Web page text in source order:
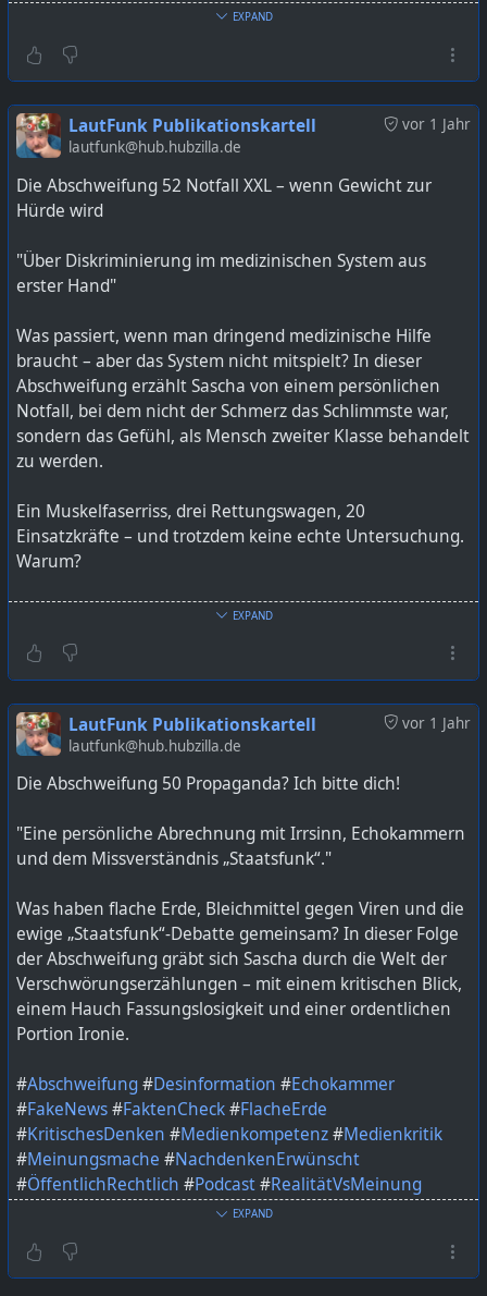
https://lautfunk.uber.space/podcast/die-abschweifung-
53-wenn-der-geschirrspueler-zur-lebensbedrohung-wird/
EXPAND
vor 1 Jahr
LautFunk Publikationskartell
lautfunk@hub.hubzilla.de
Die Abschweifung 52 Notfall XXL – wenn Gewicht zur
Hürde wird
"Über Diskriminierung im medizinischen System aus
erster Hand"
Was passiert, wenn man dringend medizinische Hilfe
braucht – aber das System nicht mitspielt? In dieser
Abschweifung erzählt Sascha von einem persönlichen
Notfall, bei dem nicht der Schmerz das Schlimmste war,
sondern das Gefühl, als Mensch zweiter Klasse behandelt
zu werden.
Ein Muskelfaserriss, drei Rettungswagen, 20
Einsatzkräfte – und trotzdem keine echte Untersuchung.
Warum?
BodyShaming#
medizinischesSystem
#Podcast#PodcastDeutsch#podcastdeutschland
#podcasters#podcasting#podcastmakers#podcastshow
#Rettungsdienst # Übergewicht
Bild KI generiert mit ChatGPT
https://lautfunk.uber.space/podcast/die-abschweifung-
52-notfall-xxl-wenn-gewicht-zur-huerde-wird/
EXPAND
vor 1 Jahr
LautFunk Publikationskartell
lautfunk@hub.hubzilla.de
Die Abschweifung 50 Propaganda? Ich bitte dich!
"Eine persönliche Abrechnung mit Irrsinn, Echokammern
und dem Missverständnis „Staatsfunk“."
Was haben flache Erde, Bleichmittel gegen Viren und die
ewige „Staatsfunk“-Debatte gemeinsam? In dieser Folge
der Abschweifung gräbt sich Sascha durch die Welt der
Verschwörungserzählungen – mit einem kritischen Blick,
einem Hauch Fassungslosigkeit und einer ordentlichen
Portion Ironie.
#Abschweifung#Desinformation #Echokammer
#FakeNews#FaktenCheck#FlacheErde
#KritischesDenken #Medienkompetenz#Medienkritik
#Meinungsmache #NachdenkenErwünscht
#ÖffentlichRechtlich #Podcast#RealitätVsMeinung
Staatsfunk#verschwörungstheorien
Bild KI generiert mit ChatGPT
EXPAND